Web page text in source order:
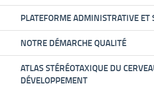
PLATEFORME ADMINISTRATIVE ET
NOTRE DÉMARCHE QUALITÉ
ATLAS STÉRÉOTAXIQUE DU
DÉVELOPPEMENT